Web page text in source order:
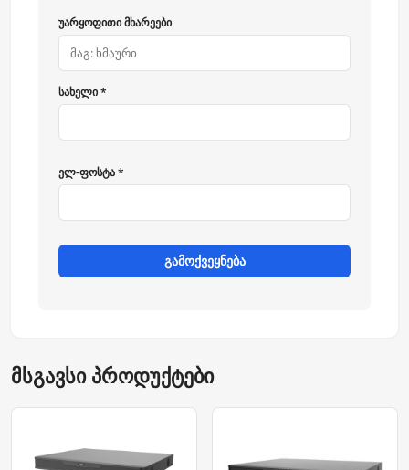
უარყოფითი მხარეები
სახელი *
ელ-ფოსტა *
გამოქვეყნება
მსგავსი პროდუქტები